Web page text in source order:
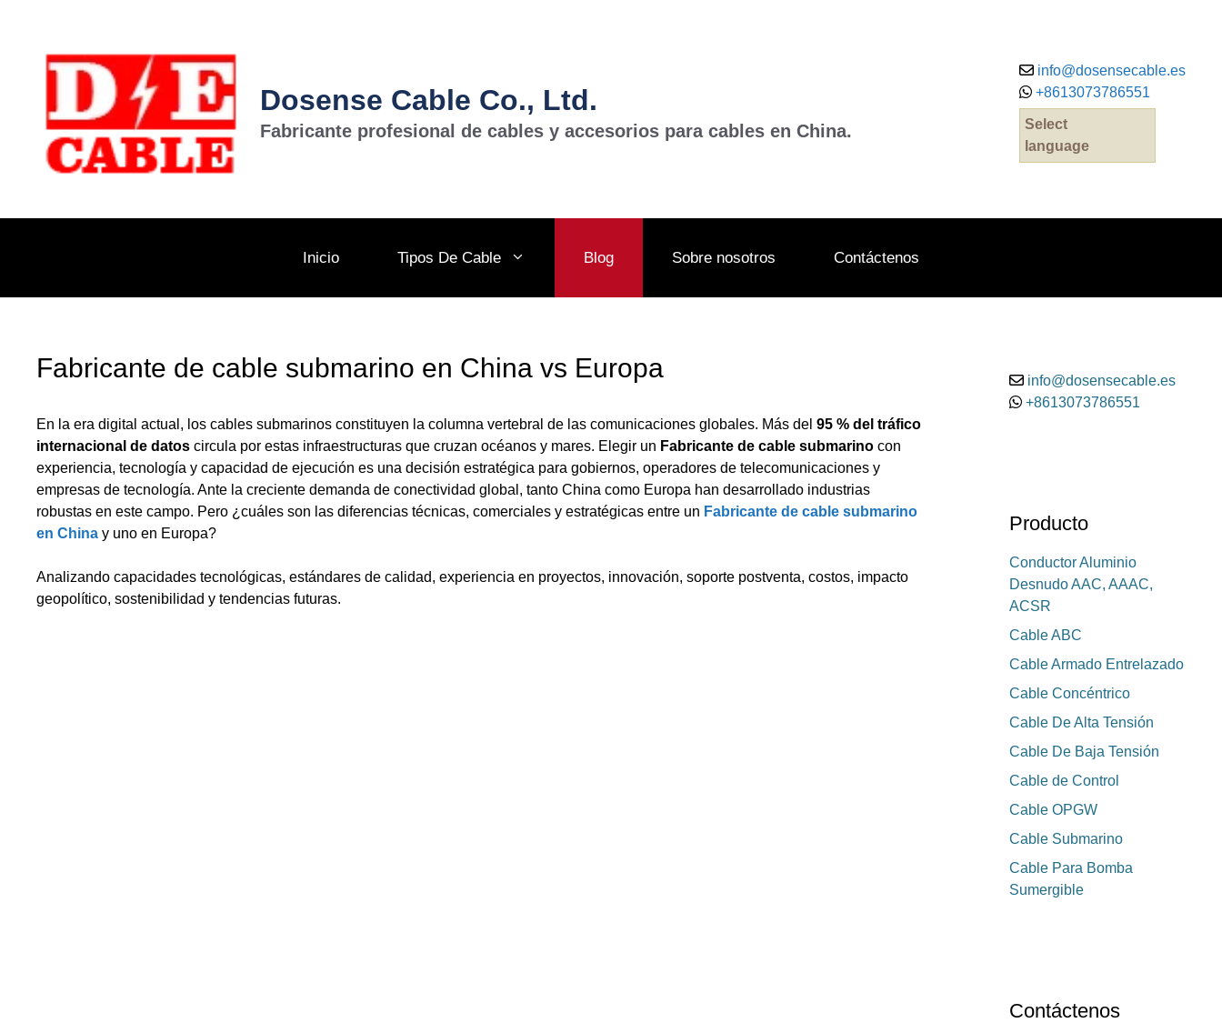
contenido
Dosense Cable Co., Ltd.
Fabricante profesional de cables y accesorios para cables en China.
info@dosensecable.es
+8613073786551
Select
language
Inicio Tipos De Cable Blog Sobre nosotros Contáctenos
Fabricante de cable submarino en China vs Europa
En la era digital actual, los cables submarinos constituyen la columna vertebral de las comunicaciones globales. Más del 95 % del tráfico
internacional de datos circula por estas infraestructuras que cruzan océanos y mares. Elegir un Fabricante de cable submarino con
experiencia, tecnología y capacidad de ejecución es una decisión estratégica para gobiernos, operadores de telecomunicaciones y
empresas de tecnología. Ante la creciente demanda de conectividad global, tanto China como Europa han desarrollado industrias
robustas en este campo. Pero ¿cuáles son las diferencias técnicas, comerciales y estratégicas entre un Fabricante de cable submarino
en China y uno en Europa?
Analizando capacidades tecnológicas, estándares de calidad, experiencia en proyectos, innovación, soporte postventa, costos, impacto
geopolítico, sostenibilidad y tendencias futuras.
info@dosensecable.es
+8613073786551
Producto
Conductor Aluminio
Desnudo AAC, AAAC,
ACSR
Cable ABC
Cable Armado Entrelazado
Cable Concéntrico
Cable De Alta Tensión
Cable De Baja Tensión
Cable de Control
Cable OPGW
Cable Submarino
Cable Para Bomba
Sumergible
Contáctenos